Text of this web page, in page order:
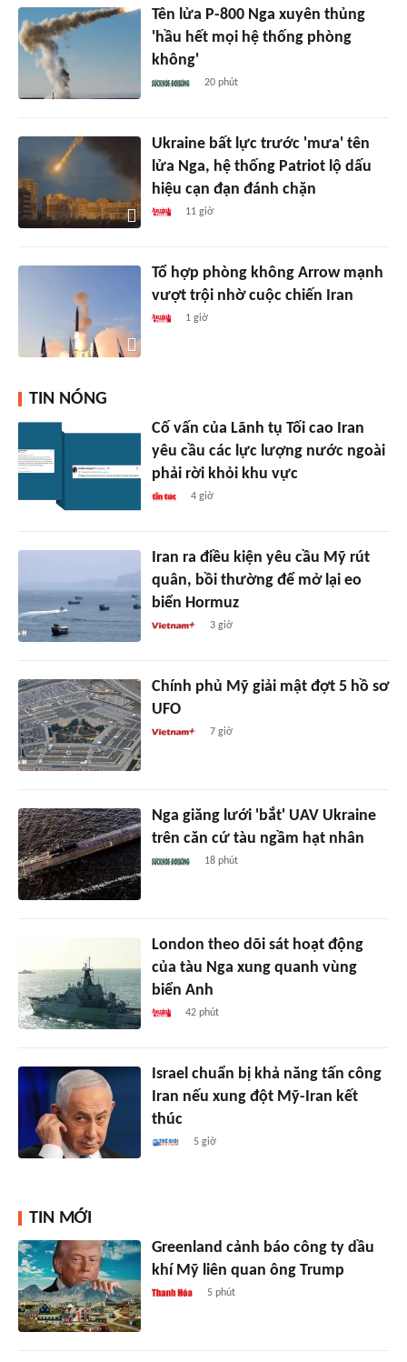
Tên lửa P-800 Nga xuyên thủng
'hầu hết mọi hệ thống phòng
không'
20 phút
Ukraine bất lực trước 'mưa' tên
lửa Nga, hệ thống Patriot lộ dấu
hiệu cạn đạn đánh chặn
11 giờ
Tổ hợp phòng không Arrow mạnh
vượt trội nhờ cuộc chiến Iran
1 giờ
TIN NÓNG
Cố vấn của Lãnh tụ Tối cao Iran
yêu cầu các lực lượng nước ngoài
phải rời khỏi khu vực
4 giờ
Iran ra điều kiện yêu cầu Mỹ rút
quân, bồi thường để mở lại eo
biển Hormuz
3 giờ
Chính phủ Mỹ giải mật đợt 5 hồ sơ
UFO
7 giờ
Nga giăng lưới 'bắt' UAV Ukraine
trên căn cứ tàu ngầm hạt nhân
18 phút
London theo dõi sát hoạt động
của tàu Nga xung quanh vùng
biển Anh
42 phút
Israel chuẩn bị khả năng tấn công
Iran nếu xung đột Mỹ-Iran kết
thúc
5 giờ
TIN MỚI
Greenland cảnh báo công ty dầu
khí Mỹ liên quan ông Trump
5 phút